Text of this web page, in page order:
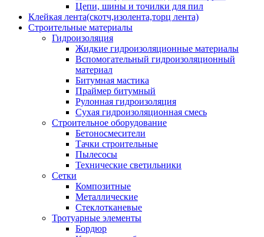
Цепи, шины и точилки для пил
Клейкая лента(скотч,изолента,торц лента)
Строительные материалы
Гидроизоляция
Жидкие гидроизоляционные материалы
Вспомогательный гидроизоляционный
материал
Битумная мастика
Праймер битумный
Рулонная гидроизоляция
Сухая гидроизоляционная смесь
Строительное оборудование
Бетоносмесители
Тачки строительные
Пылесосы
Технические светильники
Сетки
Композитные
Металлические
Стеклотканевые
Тротуарные элементы
Бордюр